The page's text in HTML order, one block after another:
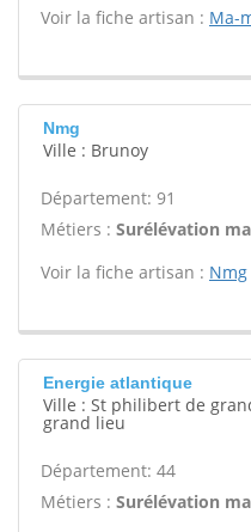
Voir la fiche artisan : Ma-
Nmg
Ville : Brunoy
Département: 91
Métiers : Surélévation
Voir la fiche artisan : Nmg
Energie atlantique
Ville : St philibert de
grand lieu
Département: 44
Métiers : Surélévation